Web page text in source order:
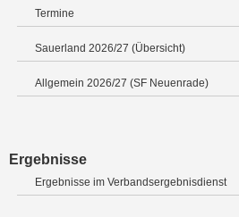
Termine
Sauerland 2026/27 (Übersicht)
Allgemein 2026/27 (SF Neuenrade)
Ergebnisse
Ergebnisse im Verbandsergebnisdienst